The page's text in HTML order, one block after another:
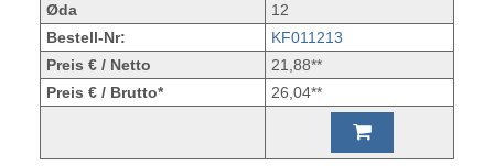
Øda
12
Bestell-Nr:
KF011213
Preis € / Netto
21,88**
Preis € / Brutto*
26,04**